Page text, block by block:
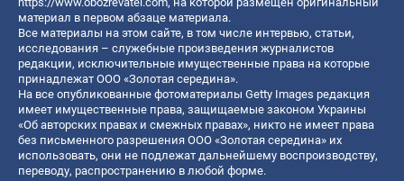
материал в первом абзаце материала.
Все материалы на этом сайте, в том числе интервью, статьи,
исследования – служебные произведения журналистов
редакции, исключительные имущественные права на которые
принадлежат ООО «Золотая середина».
На все опубликованные фотоматериалы Getty Images редакция
имеет имущественные права, защищаемые законом Украины
«Об авторских правах и смежных правах», никто не имеет права
без письменного разрешения ООО «Золотая середина» их
использовать, они не подлежат дальнейшему воспроизводству,
переводу, распространению в любой форме.